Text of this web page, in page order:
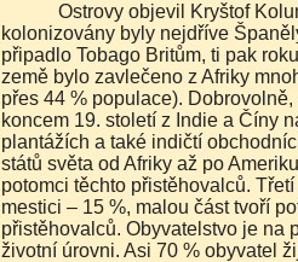
Ostrovy objevil Kryštof Kolumbus v roce 1498,
kolonizovány byly nejdříve
připadlo Tobago Britům, ti pak
země bylo zavlečeno z Afriky
přes 44 % populace).
koncem 19. století z Indie a Číny
plantážích a také indičtí
států světa od Afriky až po
potomci těchto přistěhovalců.
mestici – 15 %, malou část tvoří
přistěhovalců. Obyvatelstvo je na
životní úrovni. Asi 70 % obyvatel